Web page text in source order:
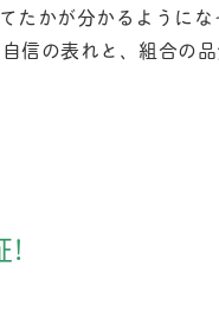
かが分かるようにな
信の表れと、組合の
!